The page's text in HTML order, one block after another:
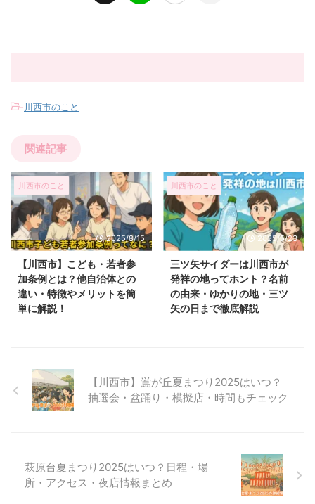
-川西市のこと
関連記事
川西市のこと
2025/8/15
【川西市】こども・若者参
加条例とは？他自治体との
違い・特徴やメリットを簡
単に解説！
川西市のこと
2025/5/23
三ツ矢サイダーは川西市が
発祥の地ってホント？名前
の由来・ゆかりの地・三ツ
矢の日まで徹底解説
【川西市】鴬が丘夏まつり2025はいつ？
抽選会・盆踊り・模擬店・時間もチェック
萩原台夏まつり2025はいつ？日程・場
所・アクセス・夜店情報まとめ